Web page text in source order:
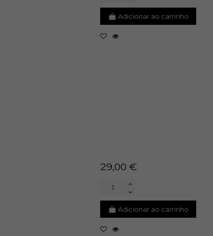
Adicionar ao carrinho
29,00 €
Adicionar ao carrinho